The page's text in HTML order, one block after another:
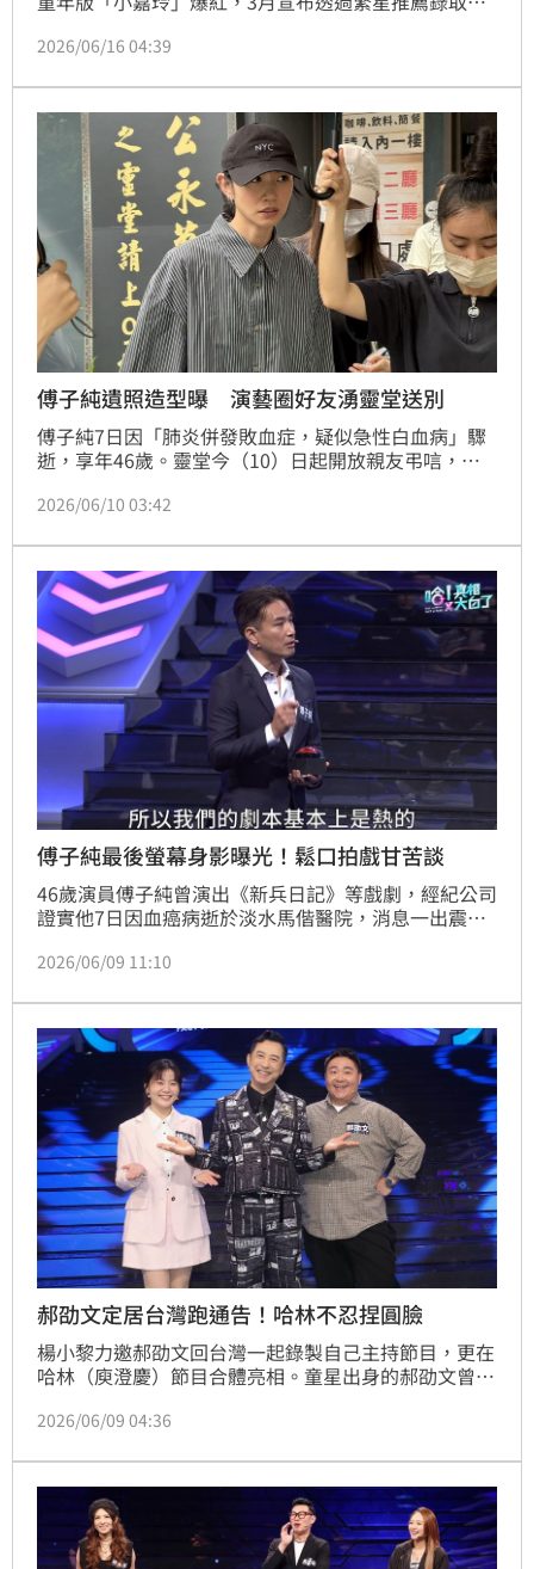
露面。
2026/06/16 04:39
傅子純遺照造型曝 演藝圈好友湧靈堂送別
傅子純7日因「肺炎併發敗血症，疑似急性白血病」驟
逝，享年46歲。靈堂今（10）日起開放親友弔唁，現
錄影的造型，背景則以大片淺藍色天空襯托。
2026/06/10 03:42
傅子純最後螢幕身影曝光！鬆口拍戲甘苦談
46歲演員傅子純曾演出《新兵日記》等戲劇，經紀公司
證實他7日因血癌病逝於淡水馬偕醫院，消息一出震驚
戲的生態，相當辛苦，也讓八點檔的粉絲於社群相當不
2026/06/09 11:10
郝劭文定居台灣跑通告！哈林不忍捏圓臉
楊小黎力邀郝劭文回台灣一起錄製自己主持節目，更在
哈林（庾澄慶）節目合體亮相。童星出身的郝劭文曾在
台灣進棚錄影，哈林看見依舊可愛的郝劭文，特別湊上
下」。
2026/06/09 04:36